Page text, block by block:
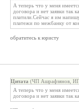
А теперь что у меня
договора и нет заявки так
платили.Сейчас я им
платежи по межбанку от
обратитесь к юристу
Цитата (ЧП Ашрафзянов,
А теперь что у меня
договора и нет заявки так